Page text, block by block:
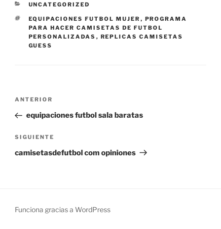
CATEGORÍAS
UNCATEGORIZED
ETIQUETAS
EQUIPACIONES FUTBOL MUJER , PROGRAMA
PARA HACER CAMISETAS DE FUTBOL
PERSONALIZADAS , REPLICAS CAMISETAS
GUESS
Navegación
entradas
Entrada
anterior:
ANTERIOR
equipaciones futbol sala baratas
Siguiente
entrada
SIGUIENTE
camisetasdefutbol com opiniones
Funciona gracias a WordPress